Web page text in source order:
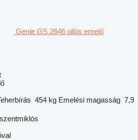
Genie GS 2646 ollós emelő
454 kg Emelési magasság 7,9